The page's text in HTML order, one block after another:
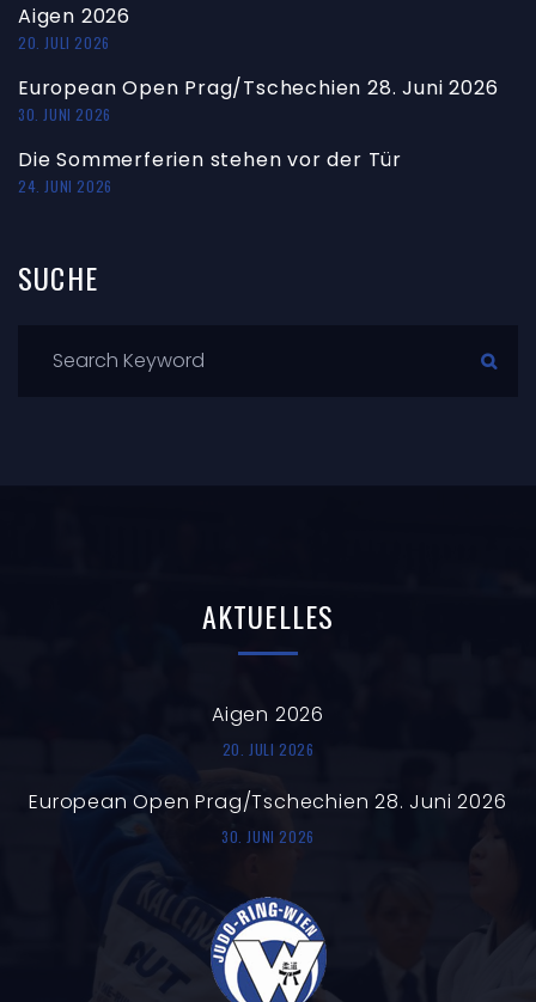
Aigen 2026
20. JULI 2026
European Open Prag/Tschechien 28. Juni 2026
30. JUNI 2026
Die Sommerferien stehen vor der Tür
24. JUNI 2026
SUCHE
AKTUELLES
Aigen 2026
20. JULI 2026
European Open Prag/Tschechien 28. Juni 2026
30. JUNI 2026